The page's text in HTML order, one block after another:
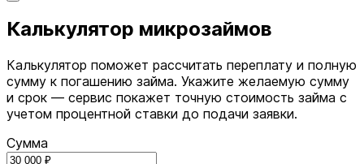
Калькулятор микрозаймов
Калькулятор поможет рассчитать переплату и полную
сумму к погашению займа. Укажите желаемую сумму
и срок — сервис покажет точную стоимость займа с
учетом процентной ставки до подачи заявки.
Сумма